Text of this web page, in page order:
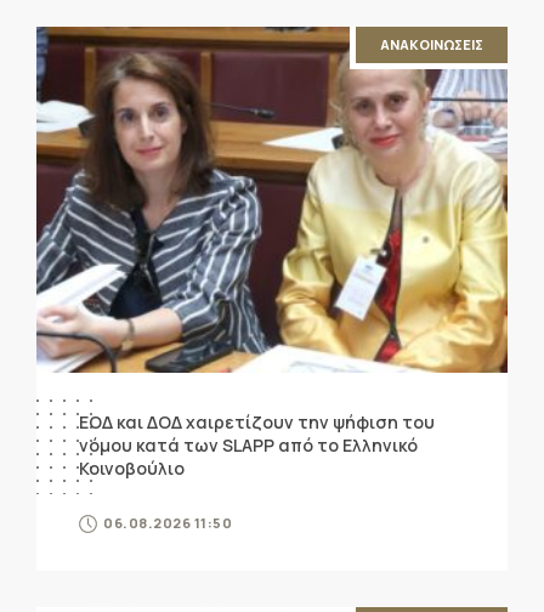
ΑΝΑΚΟΙΝΩΣΕΙΣ
ΕΟΔ και ΔΟΔ χαιρετίζουν την ψήφιση του
νόμου κατά των SLAPP από το Ελληνικό
Κοινοβούλιο
06.08.2026 11:50